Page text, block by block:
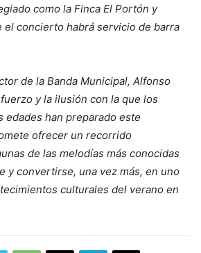
como la Finca El Portón y
el concierto habrá servicio de barra
de la Banda Municipal, Alfonso
y la ilusión con la que los
edades han preparado este
ofrecer un recorrido
de las melodías más conocidas
y convertirse, una vez más, en uno
culturales del verano en